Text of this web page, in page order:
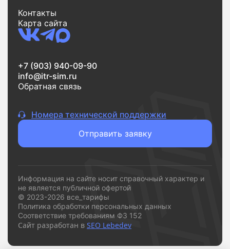
Контакты
Карта сайта
+7 (903) 940-09-90
info@itr-sim.ru
Обратная связь
Номера технической поддержки
Отправить заявку
Информация на сайте носит справочный характер и
не является публичной офертой
© 2023-2026 все_тарифы
Политика обработки персональных данных
Соответствие требованиям ФЗ 152
Сайт разработан в SEO Lebedev